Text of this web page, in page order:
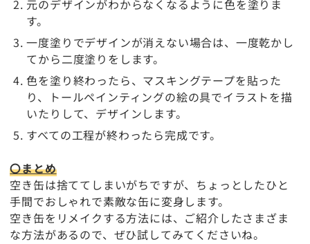
元のデザインがわからなくなるように色を塗りま
す。
一度塗りでデザインが消えない場合は、一度乾かし
てから二度塗りをします。
色を塗り終わったら、マスキングテープを貼った
り、トールペインティングの絵の具でイラストを描
いたりして、デザインします。
すべての工程が終わったら完成です。
〇まとめ
空き缶は捨ててしまいがちですが、ちょっとしたひと
手間でおしゃれで素敵な缶に変身します。
空き缶をリメイクする方法には、ご紹介したさまざま
な方法があるので、ぜひ試してみてくださいね。